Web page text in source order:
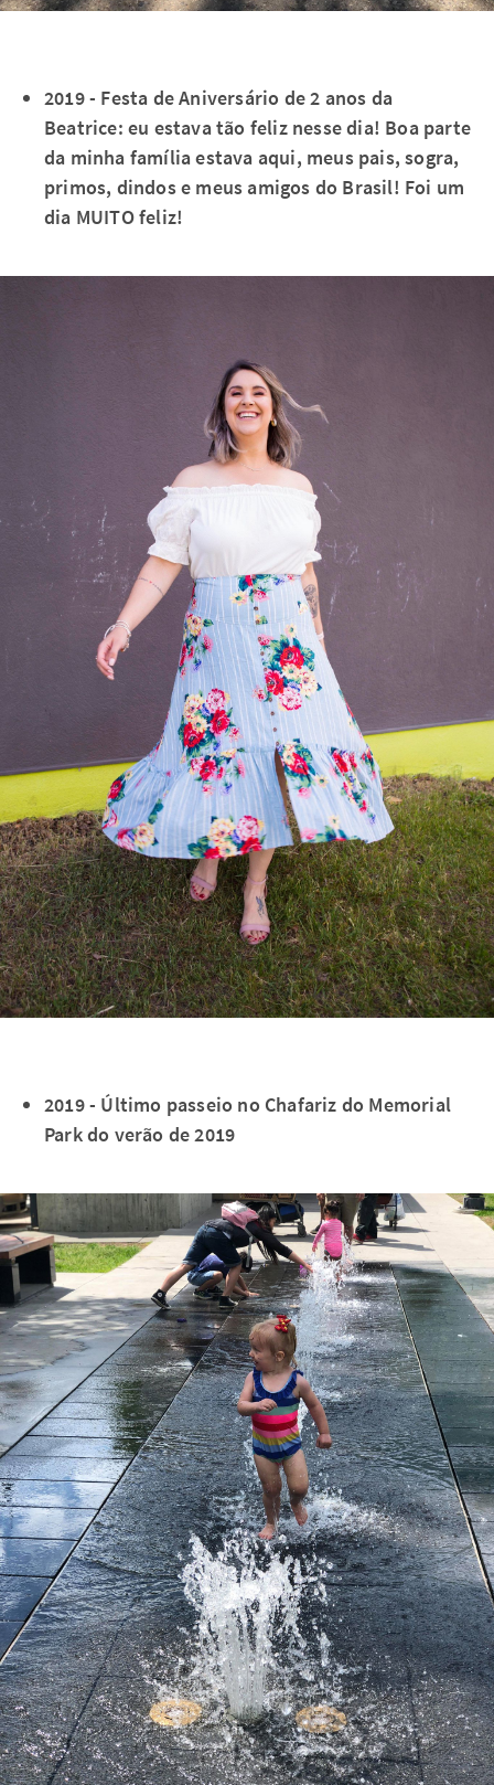
2019 - Festa de Aniversário de 2 anos da
Beatrice: eu estava tão feliz nesse dia! Boa parte
da minha família estava aqui, meus pais, sogra,
primos, dindos e meus amigos do Brasil! Foi um
dia MUITO feliz!
2019 - Último passeio no Chafariz do Memorial
Park do verão de 2019